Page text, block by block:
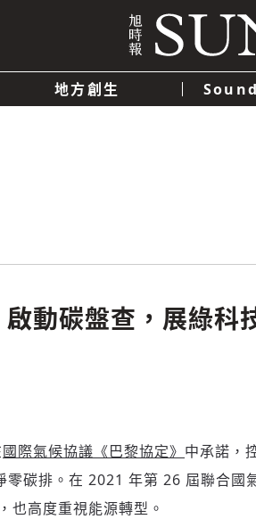
地方創生
啟動碳盤查，展綠科
國際氣候協議《巴黎協定》 中承諾，
碳排。在 2021 年第 26 屆聯合國
也高度重視能源轉型。